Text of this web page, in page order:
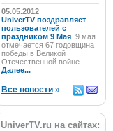
05.05.2012
UniverTV поздравляет
пользователей с
праздником 9 Мая 9 мая
отмечается 67 годовщина
победы в Великой
Отечественной войне.
Далее...
Все новости»
UniverTV.ru на сайтах: